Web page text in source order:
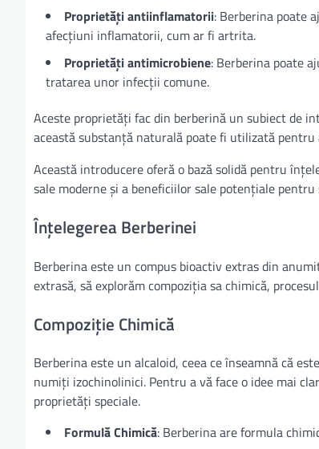
Proprietăți antiinflamatorii: Berberina poate
afecțiuni inflamatorii, cum ar fi artrita.
Proprietăți antimicrobiene: Berberina poate
tratarea unor infecții comune.
Aceste proprietăți fac din berberină un subiect de
această substanță naturală poate fi utilizată
Această introducere oferă o bază solidă pentru
sale moderne și a beneficiilor sale potențiale pentru
Înțelegerea Berberinei
Berberina este un compus bioactiv extras din
extrasă, să explorăm compoziția sa chimică,
Compoziție Chimică
Berberina este un alcaloid, ceea ce înseamnă că
numiți izochinolinici. Pentru a vă face o idee mai
proprietăți speciale.
Formulă Chimică: Berberina are formula